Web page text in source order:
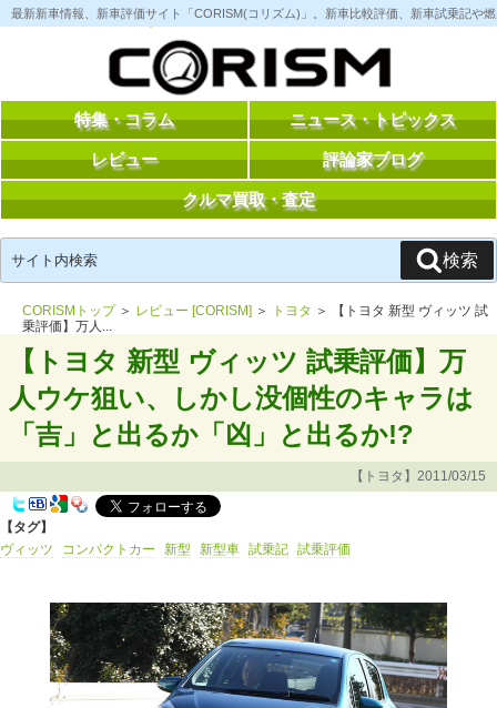
コ
ン
へ
最新新車情報、新車評価サイト「CORISM(コリズム)」。新車比較評価、新車試乗記や
特集・コラム ニュース・トピックス
レビュー 評論家ブログ
クルマ買取・査定
索:
検索
CORISMトップ＞ レビュー [CORISM] ＞ トヨタ ＞ 【トヨタ 新型 ヴィッツ 試
乗評価】万人...
【トヨタ 新型 ヴィッツ 試乗評価】万
人ウケ狙い、しかし没個性のキャラは
「吉」と出るか「凶」と出るか!?
【トヨタ】2011/03/15
【タグ】
ヴィッツ
コンパクトカー 新型 新型車 試乗記 試乗評価